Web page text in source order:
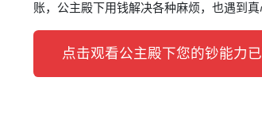
账，公主殿下用钱解决各种麻烦，也遇到
点击观看公主殿下您的钞能力已